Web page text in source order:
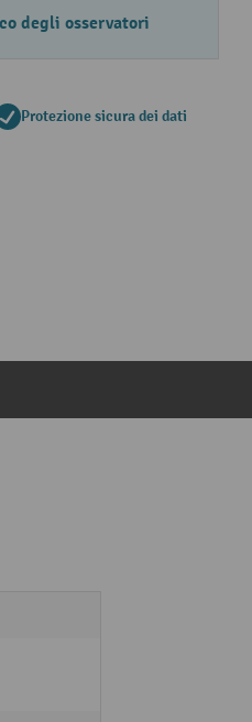
degli osservatori
Protezione sicura dei dati